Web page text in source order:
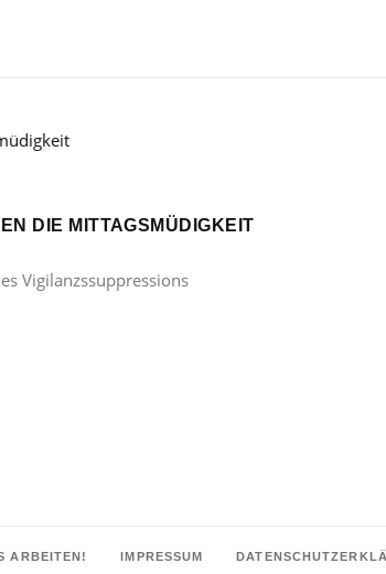
DIE MITTAGSMÜDIGKEIT
Vigilanzssuppressions
ARBEITEN! IMPRESSUM